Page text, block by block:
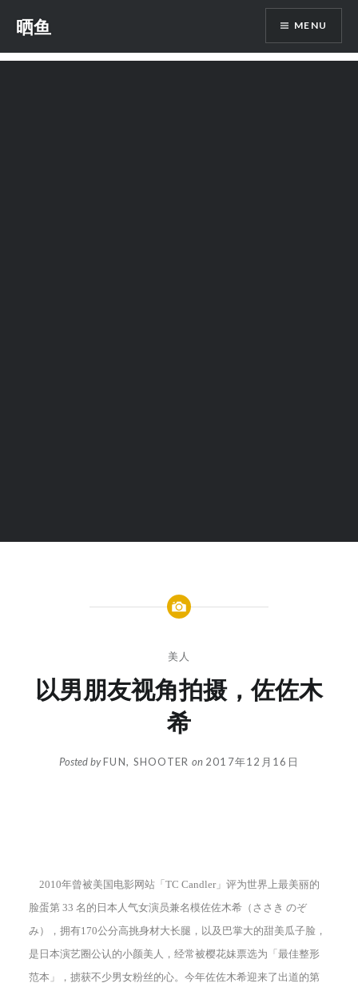
content
晒鱼 MENU
美人
以男朋友视角拍摄，佐佐木
希
Posted byFUN, SHOOTER on 2017年12月16日
2010年曾被美国电影网站「TC Candler」评为世界上最美丽的
脸蛋第 33 名的日本人气女演员兼名模佐佐木希（ささき のぞ
み），拥有170公分高挑身材大长腿，以及巴掌大的甜美瓜子脸，
是日本演艺圈公认的小颜美人，经常被樱花妹票选为「最佳整形
范本」，掳获不少男女粉丝的心。今年佐佐木希迎来了出道的第